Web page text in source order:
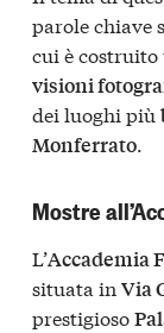
parole chiave
cui è
visioni
dei luoghi più
Monferrato.
Mostre
L’Accademia
situata in Via
prestigioso